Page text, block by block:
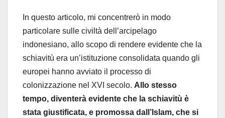
In questo articolo, mi concentrerò in modo
particolare sulle civiltà dell’arcipelago
indonesiano, allo scopo di rendere evidente che la
schiavitù era un’istituzione consolidata quando gli
europei hanno avviato il processo di
colonizzazione nel XVI secolo. Allo stesso
tempo, diventerà evidente che la schiavitù è
stata giustificata, e promossa dall’Islam, che si